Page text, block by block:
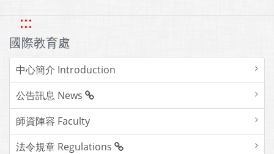
:::
國際教育處
中心簡介 Introduction
公告訊息 News
師資陣容 Faculty
法令規章 Regulations